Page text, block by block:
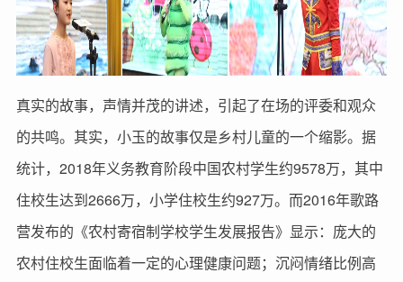
真实的故事，声情并茂的讲述，引起了在场的评委和观众
的共鸣。其实，小玉的故事仅是乡村儿童的一个缩影。据
统计，2018年义务教育阶段中国农村学生约9578万，其中
住校生达到2666万，小学住校生约927万。而2016年歌路
营发布的《农村寄宿制学校学生发展报告》显示：庞大的
农村住校生面临着一定的心理健康问题；沉闷情绪比例高